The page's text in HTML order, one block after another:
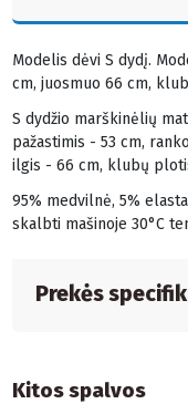
Modelis dėvi S dydį.
cm, juosmuo 66 cm,
S dydžio marškinėlių
pažastimis - 53 cm,
ilgis - 66 cm, klubų
95% medvilnė, 5%
skalbti mašinoje 30°C
Prekės
Kitos spalvos